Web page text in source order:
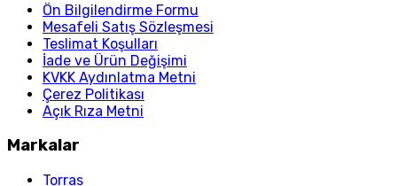
Ön Bilgilendirme Formu
Mesafeli Satış Sözleşmesi
Teslimat Koşulları
İade ve Ürün Değişimi
KVKK Aydınlatma Metni
Çerez Politikası
Açık Rıza Metni
Markalar
Torras